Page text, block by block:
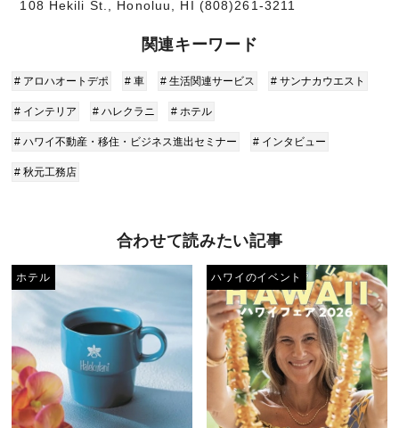
108 Hekili St., Honoluu, HI (808)261-3211
関連キーワード
# アロハオートデポ # 車 # 生活関連サービス # サンナカウエスト
# インテリア # ハレクラニ # ホテル
# ハワイ不動産・移住・ビジネス進出セミナー # インタビュー
# 秋元工務店
合わせて読みたい記事
ホテル ハワイのイベント